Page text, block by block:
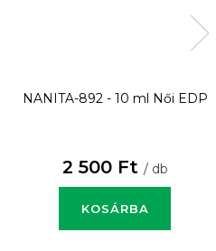
NANITA-892 - 10 ml Női EDP
2 500 Ft / db
KOSÁRBA